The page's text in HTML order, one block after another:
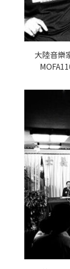
大陸音樂